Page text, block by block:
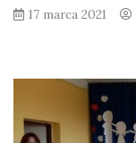
17 marca 2021